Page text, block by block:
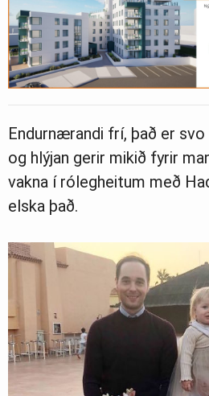
Endurnærandi frí, það er
og hlýjan gerir mikið fyrir
vakna í rólegheitum með
elska það.